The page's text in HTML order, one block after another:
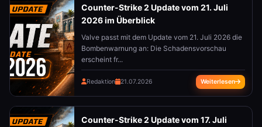
Counter-Strike 2 Update vom 21. Juli
2026 im Überblick
Valve passt mit dem Update vom 21. Juli 2026 die
Bombenwarnung an: Die Schadensvorschau
erscheint fr...
Redaktion 21.07.2026 Weiterlesen
Counter-Strike 2 Update vom 17. Juli